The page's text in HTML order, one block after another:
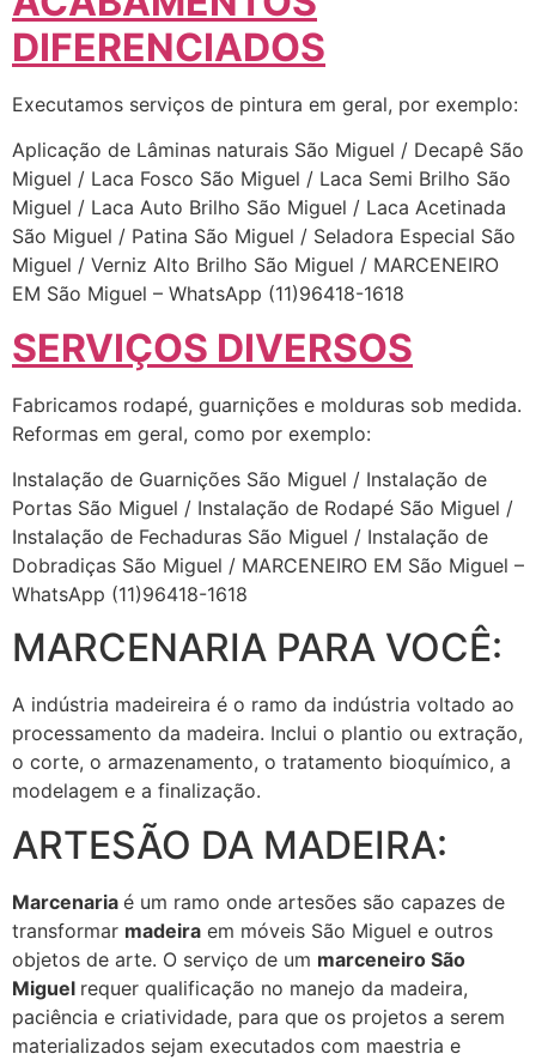
DIFERENCIADOS
Executamos serviços de pintura em geral, por exemplo:
Aplicação de Lâminas naturais São Miguel / Decapê São
Miguel / Laca Fosco São Miguel / Laca Semi Brilho São
Miguel / Laca Auto Brilho São Miguel / Laca Acetinada
São Miguel / Patina São Miguel / Seladora Especial São
Miguel / Verniz Alto Brilho São Miguel / MARCENEIRO
EM São Miguel – WhatsApp (11)96418-1618
SERVIÇOS DIVERSOS
Fabricamos rodapé, guarnições e molduras sob medida.
Reformas em geral, como por exemplo:
Instalação de Guarnições São Miguel / Instalação de
Portas São Miguel / Instalação de Rodapé São Miguel /
Instalação de Fechaduras São Miguel / Instalação de
Dobradiças São Miguel / MARCENEIRO EM São Miguel –
WhatsApp (11)96418-1618
MARCENARIA PARA VOCÊ:
A indústria madeireira é o ramo da indústria voltado ao
processamento da madeira. Inclui o plantio ou extração,
o corte, o armazenamento, o tratamento bioquímico, a
modelagem e a finalização.
ARTESÃO DA MADEIRA:
Marcenaria é um ramo onde artesões são capazes de
transformar madeira em móveis São Miguel e outros
objetos de arte. O serviço de um marceneiro São
Miguel requer qualificação no manejo da madeira,
paciência e criatividade, para que os projetos a serem
materializados sejam executados com maestria e